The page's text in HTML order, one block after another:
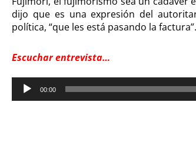
dijo que es una expresión del
política, “que les está pasando la factura”.
Escuchar entrevista…
Reproductor
00:00